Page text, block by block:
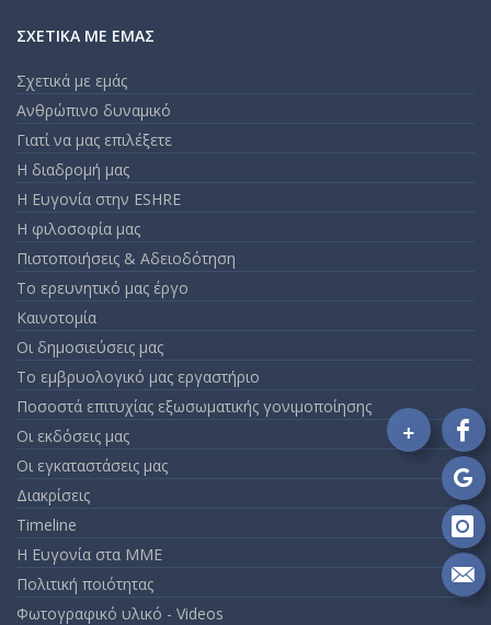
ΣΧΕΤΙΚΆ ΜΕ ΕΜΆΣ
Σχετικά με εμάς
Ανθρώπινο δυναμικό
Γιατί να μας επιλέξετε
Η διαδρομή μας
Η Ευγονία στην ESHRE
Η φιλοσοφία μας
Πιστοποιήσεις & Αδειοδότηση
Το ερευνητικό μας έργο
Καινοτομία
Οι δημοσιεύσεις μας
Το εμβρυολογικό μας εργαστήριο
Ποσοστά επιτυχίας εξωσωματικής γονιμοποίησης
Οι εκδόσεις μας
Οι εγκαταστάσεις μας
Διακρίσεις
Timeline
Η Ευγονία στα ΜΜΕ
Πολιτική ποιότητας
Φωτογραφικό υλικό - Videos
on
on
on
+